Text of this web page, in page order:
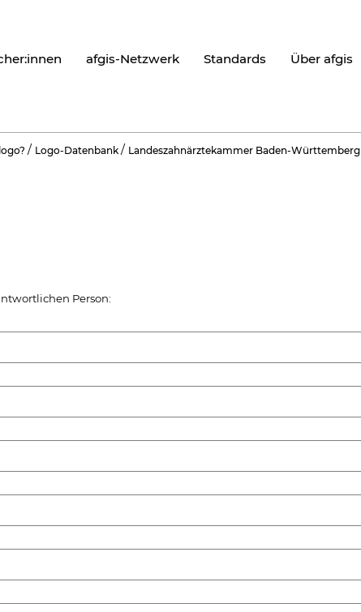
afgis-Netzwerk Standards Über afgis
/ Logo-Datenbank / Landeszahnärztekammer Baden-Württemberg
Person: